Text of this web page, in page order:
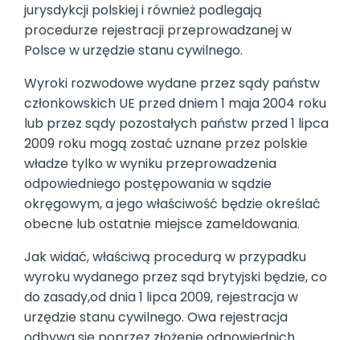
jurysdykcji polskiej i również podlegają
procedurze rejestracji przeprowadzanej w
Polsce w urzędzie stanu cywilnego.
Wyroki rozwodowe wydane przez sądy państw
członkowskich UE przed dniem 1 maja 2004 roku
lub przez sądy pozostałych państw przed 1 lipca
2009 roku mogą zostać uznane przez polskie
władze tylko w wyniku przeprowadzenia
odpowiedniego postępowania w sądzie
okręgowym, a jego właściwość będzie określać
obecne lub ostatnie miejsce zameldowania.
Jak widać, właściwą procedurą w przypadku
wyroku wydanego przez sąd brytyjski będzie, co
do zasady,od dnia 1 lipca 2009, rejestracja w
urzędzie stanu cywilnego. Owa rejestracja